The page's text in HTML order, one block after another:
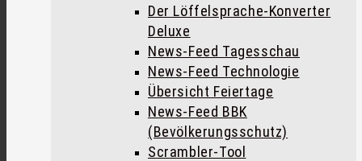
Der Löffelsprache-Konverter
Deluxe
News-Feed Tagesschau
News-Feed Technologie
Übersicht Feiertage
News-Feed BBK
(Bevölkerungsschutz)
Scrambler-Tool